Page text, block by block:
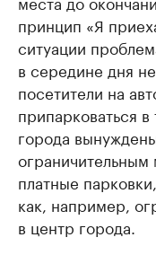
принцип «Я
ситуации
в середине дня
посетители на
припарковаться
города
ограничительным
платные
как, например,
в центр города.